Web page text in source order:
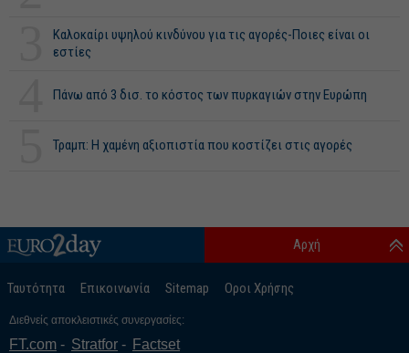
Καλοκαίρι υψηλού κινδύνου για τις αγορές-Ποιες είναι οι
εστίες
Πάνω από 3 δισ. το κόστος των πυρκαγιών στην Ευρώπη
Τραμπ: Η χαμένη αξιοπιστία που κοστίζει στις αγορές
Ταυτότητα Επικοινωνία Sitemap Οροι Χρήσης
Αρχή
Διεθνείς αποκλειστικές συνεργασίες:
FT.com Stratfor Factset